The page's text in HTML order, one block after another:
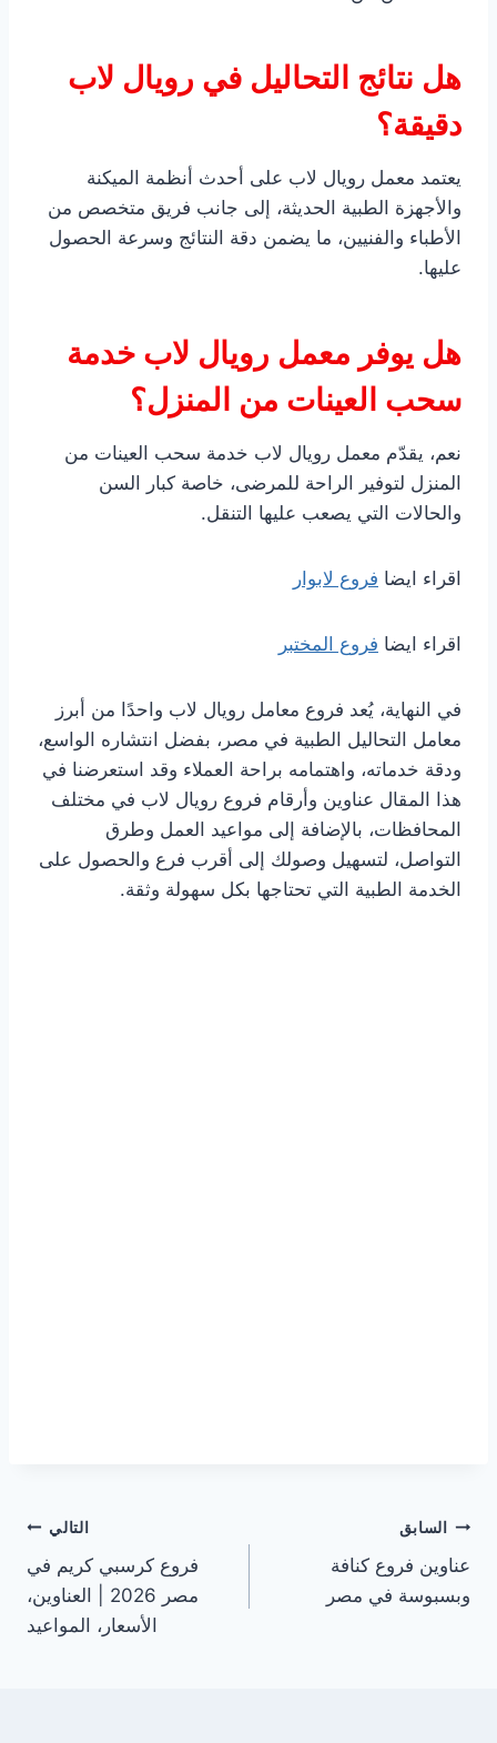
هل نتائج التحاليل في رويال لاب
دقيقة؟
يعتمد معمل رويال لاب على أحدث أنظمة الميكنة
والأجهزة الطبية الحديثة، إلى جانب فريق متخصص من
الأطباء والفنيين، ما يضمن دقة النتائج وسرعة الحصول
عليها.
هل يوفر معمل رويال لاب خدمة
سحب العينات من المنزل؟
نعم، يقدّم معمل رويال لاب خدمة سحب العينات من
المنزل لتوفير الراحة للمرضى، خاصة كبار السن
والحالات التي يصعب عليها التنقل.
اقراء ايضا فروع لابوار
اقراء ايضا فروع المختبر
في النهاية، يُعد فروع معامل رويال لاب واحدًا من أبرز
معامل التحاليل الطبية في مصر، بفضل انتشاره الواسع،
ودقة خدماته، واهتمامه براحة العملاء وقد استعرضنا في
هذا المقال عناوين وأرقام فروع رويال لاب في مختلف
المحافظات، بالإضافة إلى مواعيد العمل وطرق
التواصل، لتسهيل وصولك إلى أقرب فرع والحصول على
الخدمة الطبية التي تحتاجها بكل سهولة وثقة.
تصفّح
المقالات
السابق
عناوين فروع كنافة
وبسبوسة في مصر
التالي
فروع كرسبي كريم في
مصر 2026 | العناوين،
الأسعار، المواعيد